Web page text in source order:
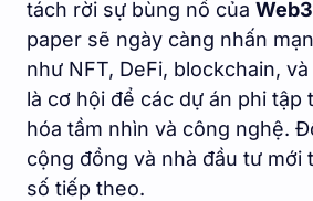
tách rời sự bùng nổ của Web3
paper sẽ ngày càng nhấn
như NFT, DeFi, blockchain,
là cơ hội để các dự án phi tập
hóa tầm nhìn và công nghệ.
cộng đồng và nhà đầu tư mới
số tiếp theo.